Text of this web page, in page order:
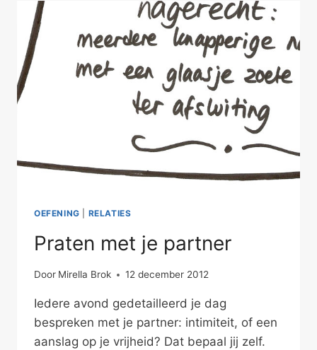
GEWOONTJES
OEFENING RELATIES
Praten met je partner
Door Mirella Brok 12 december 2012
Iedere avond gedetailleerd je dag
bespreken met je partner: intimiteit, of een
aanslag op je vrijheid? Dat bepaal jij zelf.